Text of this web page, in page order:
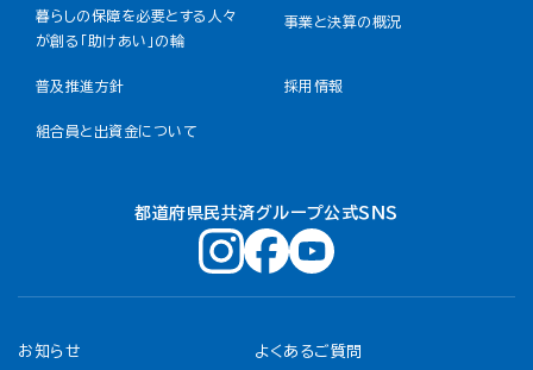
暮らしの保障を必要とする人々
が創る「助けあい」の輪
事業と決算の概況
普及推進方針 採用情報
組合員と出資金について
都道府県民共済グループ公式ＳＮＳ
お知らせ よくあるご質問